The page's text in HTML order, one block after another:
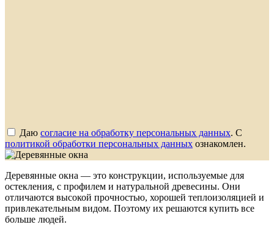
Даю согласие на обработку персональных данных. С
политикой обработки персональных данных ознакомлен.
Деревянные окна — это конструкции, используемые для
остекления, с профилем и натуральной древесины. Они
отличаются высокой прочностью, хорошей теплоизоляцией и
привлекательным видом. Поэтому их решаются купить все
больше людей.